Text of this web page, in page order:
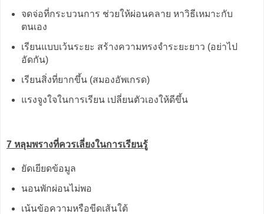
จดจ่อที่กระบวนการ ช่วยให้ผ่อนคลาย หาวิธีเหมาะกับ
ตนเอง
เรียนแบบเว้นระยะ สร้างความทรงจำระยะยาว (อย่าไป
อัดกัน)
เรียนสิ่งที่ยากขึ้น (สมองอัพเกรด)
แรงจูงใจในการเรียน เปลี่ยนตัวเองให้ดีขึ้น
7 หลุมพรางที่ควรเลี่ยงในการเรียนรู้
ยัดเยียดข้อมูล
นอนพักผ่อนไม่พอ
เน้นข้อความหรือขีดเส้นใต้